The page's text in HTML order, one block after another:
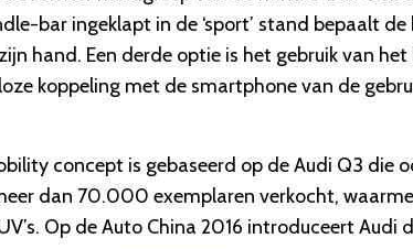
bar ingeklapt in de ‘sport’ stand bepaalt
hand. Een derde optie is het gebruik van
koppeling met de smartphone van de
concept is gebaseerd op de Audi Q3 die
dan 70.000 exemplaren verkocht,
Op de Auto China 2016 introduceert Audi